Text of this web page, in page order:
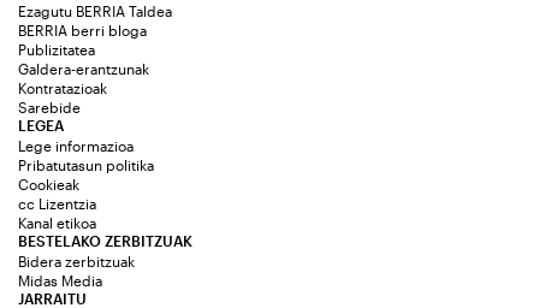
Ezagutu BERRIA Taldea
BERRIA berri bloga
Publizitatea
Galdera-erantzunak
Kontratazioak
Sarebide
JARRAITU
LEGEA
Lege informazioa
Pribatutasun politika
Cookieak
cc Lizentzia
Kanal etikoa
BESTELAKO ZERBITZUAK
Bidera zerbitzuak
Midas Media